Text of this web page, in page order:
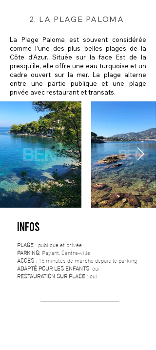
2. LA PLAGE PALOMA
La Plage Paloma est souvent considérée
comme l’une des plus belles plages de la
Côte d’Azur. Située sur la face Est de la
presqu’île, elle offre une eau turquoise et un
cadre ouvert sur la mer. La plage alterne
entre une partie publique et une plage
privée avec restaurant et transats.
INFOS
PLAGE: publique et privée
PARKING: Payant, Centre-ville
ACCÈS: 15 minutes de marche depuis le parking
ADAPTÉ POUR LES ENFANTS: oui
RESTAURATION SUR PLACE: oui